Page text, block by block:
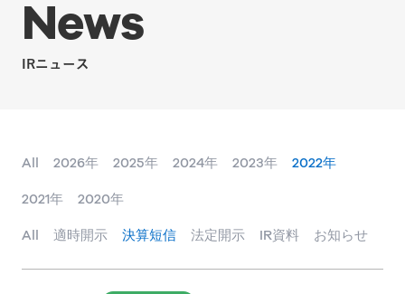
News
IRニュース
All 2026年 2025年 2024年 2023年 2022年
2021年 2020年
All 適時開示 決算短信 法定開示 IR資料 お知らせ